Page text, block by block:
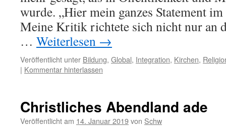
wurde. „Hier mein ganzes Statement
Meine Kritik richtete sich nicht nur an
… Weiterlesen →
Veröffentlicht unter Bildung, Global, Integration, Kirchen,
| Kommentar hinterlassen
Christliches Abendland ade
Veröffentlicht am 14. Januar 2019von Schw